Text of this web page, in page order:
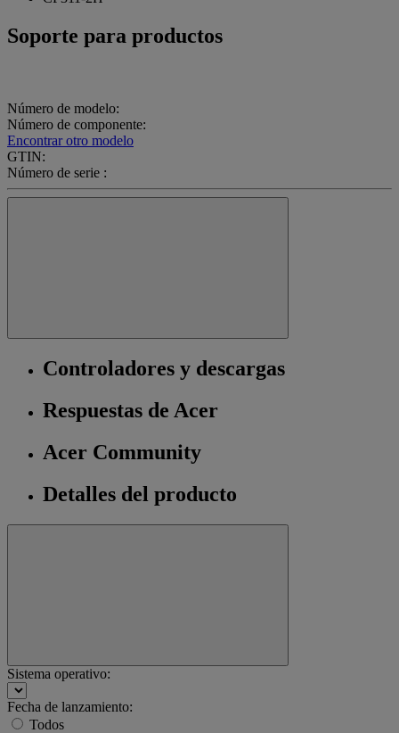
Soporte para productos
Número de modelo:
Número de componente:
Encontrar otro modelo
GTIN:
Número de serie :
Controladores y descargas
Respuestas de Acer
Acer Community
Detalles del producto
Sistema operativo:
Fecha de lanzamiento:
Todos